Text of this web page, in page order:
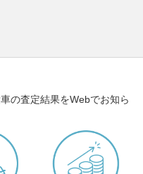
の査定結果をWebでお知ら